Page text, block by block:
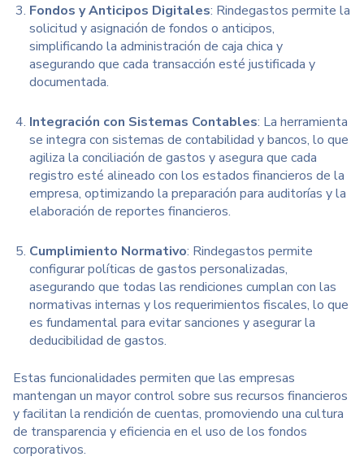
Fondos y Anticipos Digitales: Rindegastos permite la
solicitud y asignación de fondos o anticipos,
simplificando la administración de caja chica y
asegurando que cada transacción esté justificada y
documentada.
Integración con Sistemas Contables: La herramienta
se integra con sistemas de contabilidad y bancos, lo que
agiliza la conciliación de gastos y asegura que cada
registro esté alineado con los estados financieros de la
empresa, optimizando la preparación para auditorías y la
elaboración de reportes financieros.
Cumplimiento Normativo: Rindegastos permite
configurar políticas de gastos personalizadas,
asegurando que todas las rendiciones cumplan con las
normativas internas y los requerimientos fiscales, lo que
es fundamental para evitar sanciones y asegurar la
deducibilidad de gastos.
Estas funcionalidades permiten que las empresas
mantengan un mayor control sobre sus recursos financieros
y facilitan la rendición de cuentas, promoviendo una cultura
de transparencia y eficiencia en el uso de los fondos
corporativos.